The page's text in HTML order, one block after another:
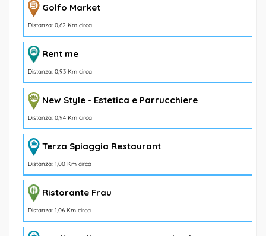
Golfo Market
Distanza: 0,62 Km circa
Rent me
Distanza: 0,93 Km circa
New Style - Estetica e Parrucchiere
Distanza: 0,94 Km circa
Terza Spiaggia Restaurant
Distanza: 1,00 Km circa
Ristorante Frau
Distanza: 1,06 Km circa